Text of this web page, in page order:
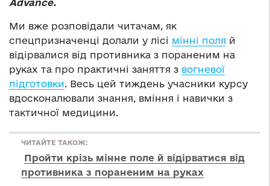
Advance.
Ми вже розповідали читачам, як
спецпризначенці долали у лісі мінні поля й
відірвалися від противника з пораненим на
руках та про практичні заняття з вогневої
підготовки. Весь цей тиждень учасники курсу
вдосконалювали знання, вміння і навички з
тактичної медицини.
ЧИТАЙТЕ ТАКОЖ:
Пройти крізь мінне поле й відірватися від
противника з пораненим на руках